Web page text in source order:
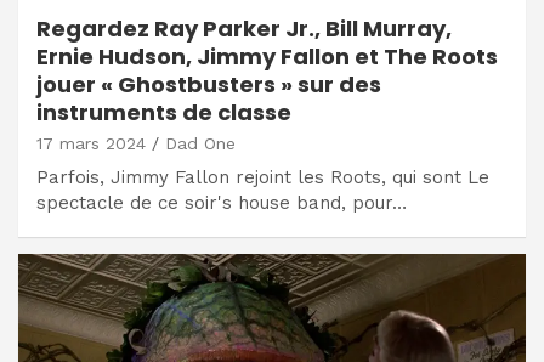
Regardez Ray Parker Jr., Bill Murray,
Ernie Hudson, Jimmy Fallon et The Roots
jouer « Ghostbusters » sur des
instruments de classe
17 mars 2024 Dad One
Parfois, Jimmy Fallon rejoint les Roots, qui sont Le
spectacle de ce soir's house band, pour…